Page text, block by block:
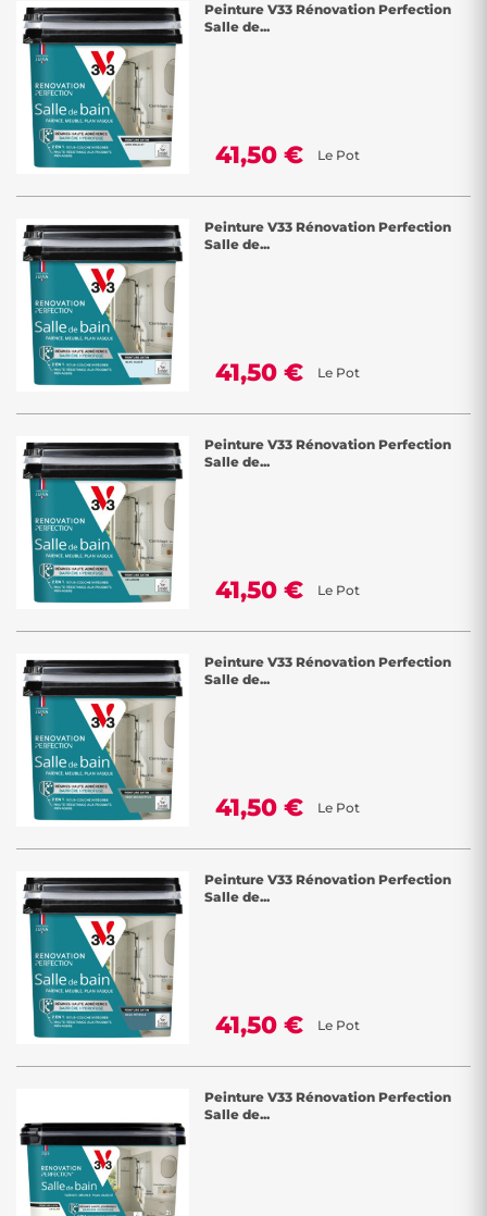
Peinture V33 Rénovation Perfection
Salle de...
41,50 € Le Pot
Peinture V33 Rénovation Perfection
Salle de...
41,50 € Le Pot
Peinture V33 Rénovation Perfection
Salle de...
41,50 € Le Pot
Peinture V33 Rénovation Perfection
Salle de...
41,50 € Le Pot
Peinture V33 Rénovation Perfection
Salle de...
41,50 € Le Pot
Peinture V33 Rénovation Perfection
Salle de...